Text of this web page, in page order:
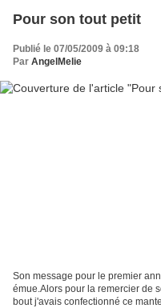
Pour son tout petit
Publié le 07/05/2009 à 09:18
Par AngelMelie
Son message pour le premier
émue.Alors pour la remercier de
bout j'avais confectionné ce